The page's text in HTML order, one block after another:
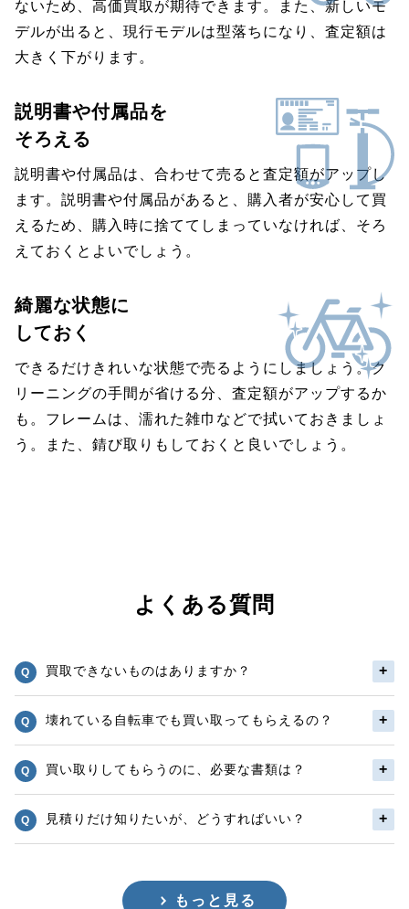
ないため、高価買取が期待できます。また、新しいモ
デルが出ると、現行モデルは型落ちになり、査定額は
大きく下がります。
説明書や付属品を
そろえる
説明書や付属品は、合わせて売ると査定額がアップし
ます。説明書や付属品があると、購入者が安心して買
えるため、購入時に捨ててしまっていなければ、そろ
えておくとよいでしょう。
綺麗な状態に
しておく
できるだけきれいな状態で売るようにしましょう。ク
リーニングの手間が省ける分、査定額がアップするか
も。フレームは、濡れた雑巾などで拭いておきましょ
う。また、錆び取りもしておくと良いでしょう。
よくある質問
買取できないものはありますか？
壊れている自転車でも買い取ってもらえるの？
買い取りしてもらうのに、必要な書類は？
見積りだけ知りたいが、どうすればいい？
もっと見る